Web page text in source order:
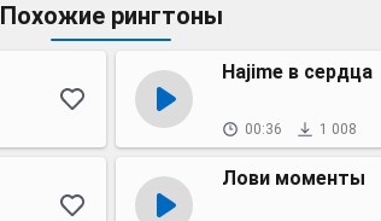
Похожие рингтоны
Hajime в сердца
00:36 1 008
Лови моменты